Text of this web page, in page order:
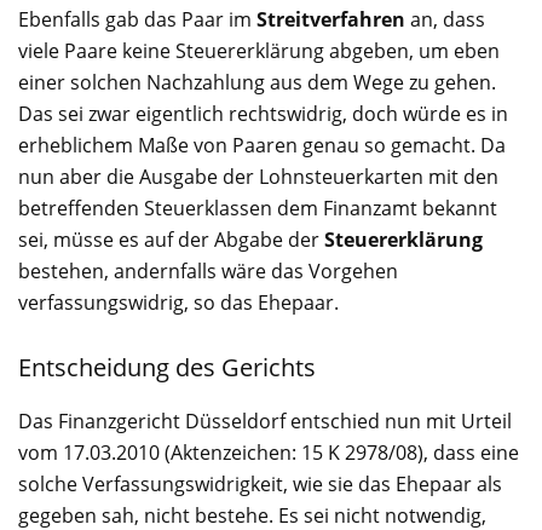
Ebenfalls gab das Paar im Streitverfahren an, dass
viele Paare keine Steuererklärung abgeben, um eben
einer solchen Nachzahlung aus dem Wege zu gehen.
Das sei zwar eigentlich rechtswidrig, doch würde es in
erheblichem Maße von Paaren genau so gemacht. Da
nun aber die Ausgabe der Lohnsteuerkarten mit den
betreffenden Steuerklassen dem Finanzamt bekannt
sei, müsse es auf der Abgabe derSteuererklärung
bestehen, andernfalls wäre das Vorgehen
verfassungswidrig, so das Ehepaar.
Entscheidung des Gerichts
Das Finanzgericht Düsseldorf entschied nun mit Urteil
vom 17.03.2010 (Aktenzeichen: 15 K 2978/08), dass eine
solche Verfassungswidrigkeit, wie sie das Ehepaar als
gegeben sah, nicht bestehe. Es sei nicht notwendig,